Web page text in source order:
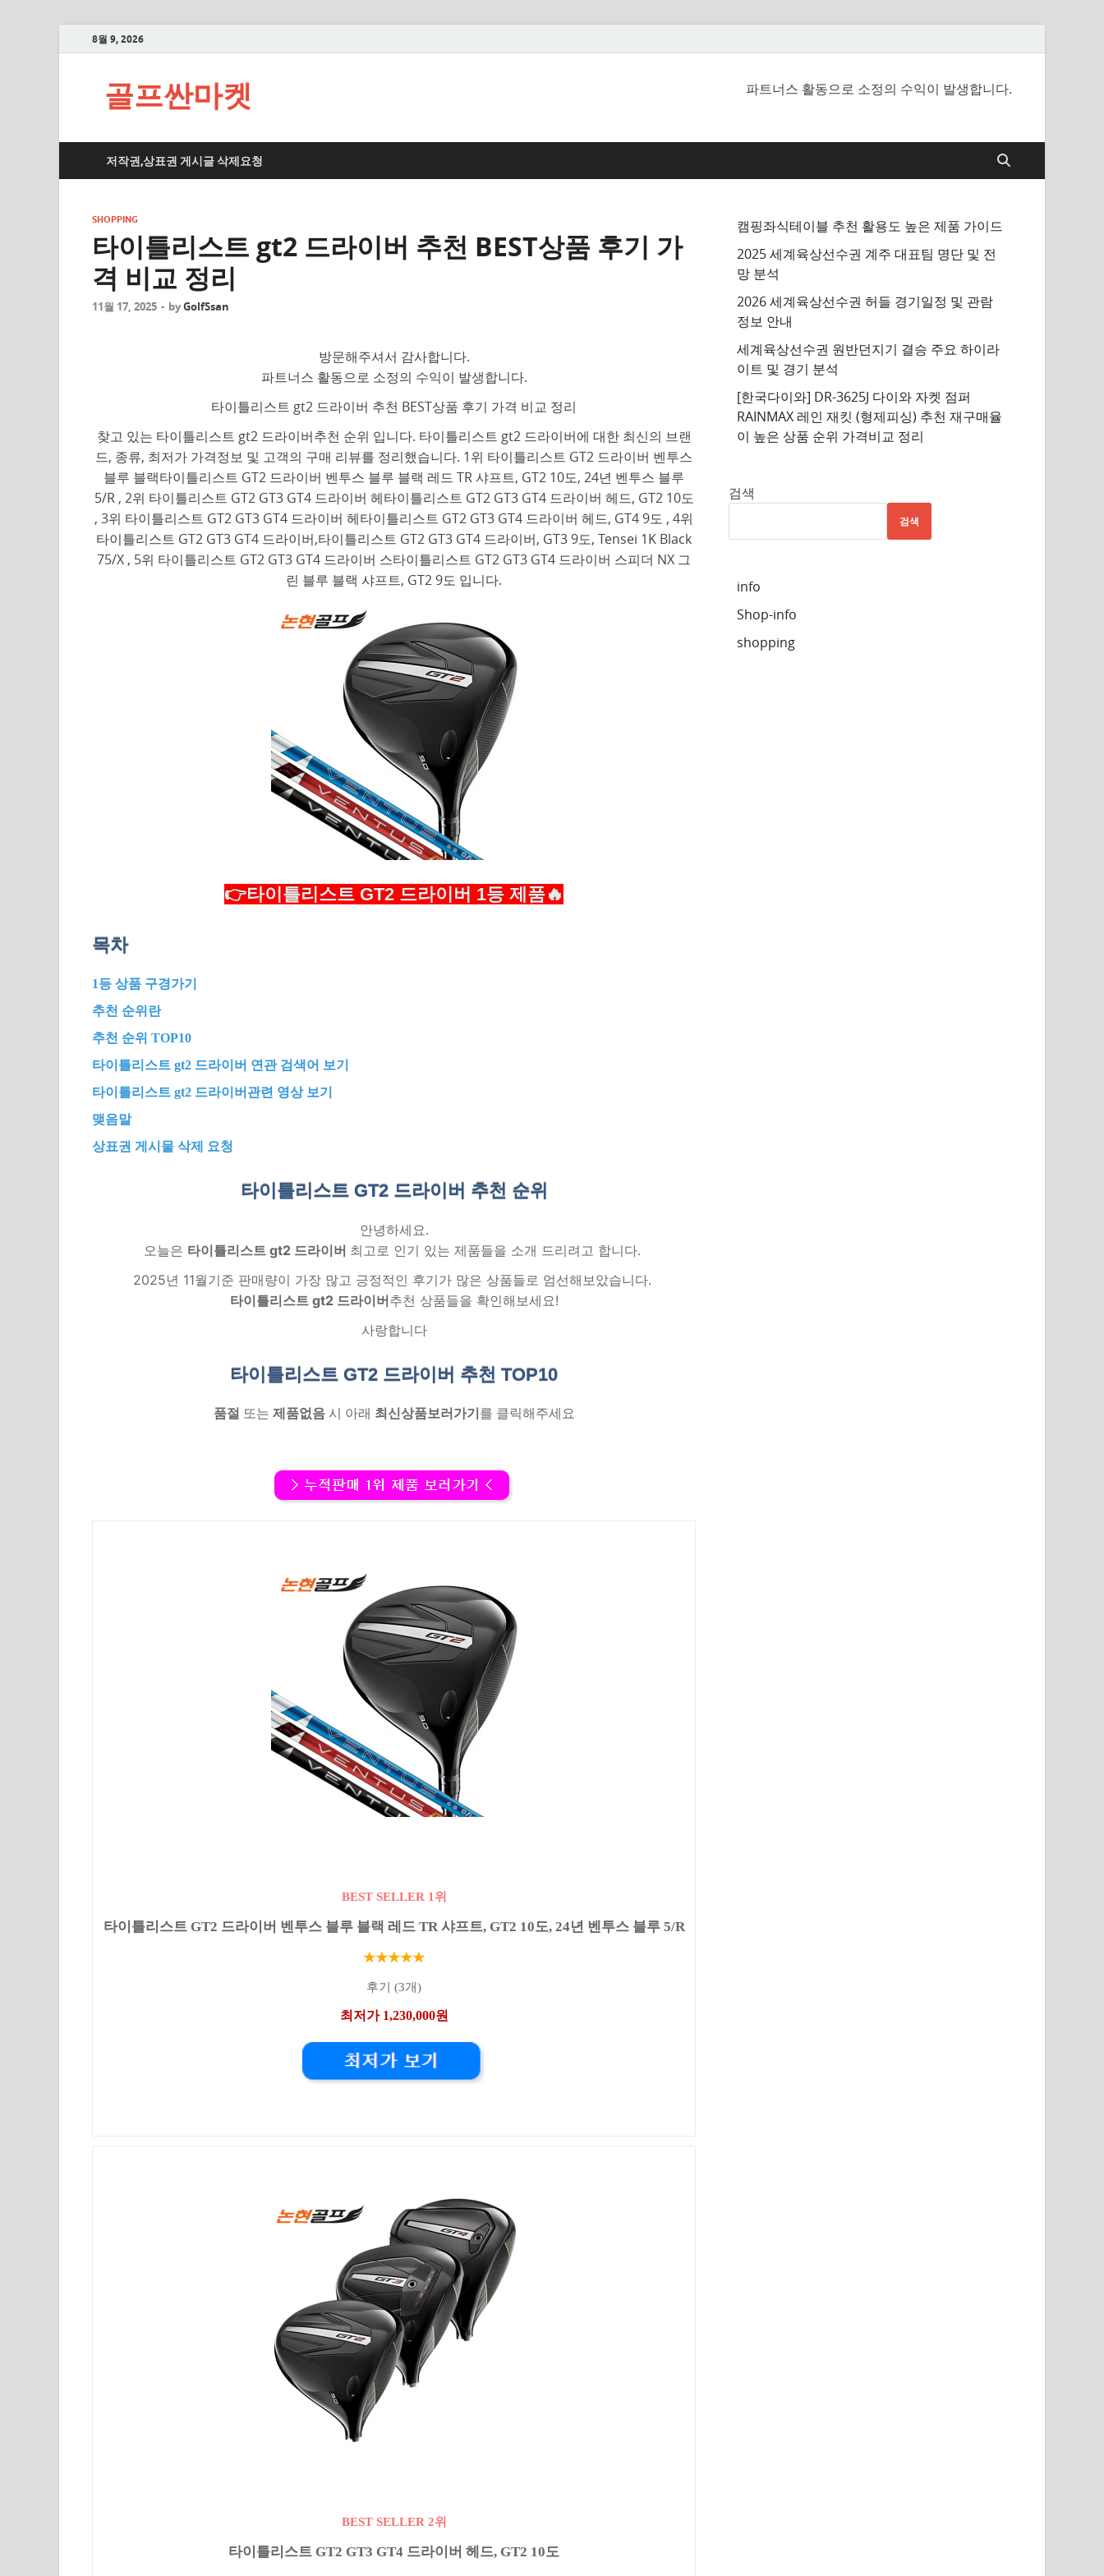
8월 9, 2026
골프싼마켓 파트너스 활동으로 소정의 수익이 발생합니다.
저작권,상표권 게시글 삭제요청
SHOPPING
타이틀리스트 gt2 드라이버 추천 BEST상품 후기 가
격 비교 정리
11월 17, 2025 - byGolfSsan
방문해주셔서 감사합니다.
파트너스 활동으로 소정의 수익이 발생합니다.
타이틀리스트 gt2 드라이버 추천 BEST상품 후기 가격 비교 정리
찾고 있는 타이틀리스트 gt2 드라이버추천 순위 입니다. 타이틀리스트 gt2 드라이버에 대한 최신의 브랜
드, 종류, 최저가 가격정보 및 고객의 구매 리뷰를 정리했습니다. 1위 타이틀리스트 GT2 드라이버 벤투스
블루 블랙타이틀리스트 GT2 드라이버 벤투스 블루 블랙 레드 TR 샤프트, GT2 10도, 24년 벤투스 블루
5/R , 2위 타이틀리스트 GT2 GT3 GT4 드라이버 헤타이틀리스트 GT2 GT3 GT4 드라이버 헤드, GT2 10도
, 3위 타이틀리스트 GT2 GT3 GT4 드라이버 헤타이틀리스트 GT2 GT3 GT4 드라이버 헤드, GT4 9도 , 4위
타이틀리스트 GT2 GT3 GT4 드라이버,타이틀리스트 GT2 GT3 GT4 드라이버, GT3 9도, Tensei 1K Black
75/X , 5위 타이틀리스트 GT2 GT3 GT4 드라이버 스타이틀리스트 GT2 GT3 GT4 드라이버 스피더 NX 그
린 블루 블랙 샤프트, GT2 9도 입니다.
👉타이틀리스트 GT2 드라이버 1등 제품🔥
목차
1등 상품 구경가기
추천 순위란
추천 순위 TOP10
타이틀리스트 gt2 드라이버 연관 검색어 보기
타이틀리스트 gt2 드라이버관련 영상 보기
맺음말
상표권 게시물 삭제 요청
타이틀리스트 GT2 드라이버 추천 순위
안녕하세요.
오늘은 타이틀리스트 gt2 드라이버 최고로 인기 있는 제품들을 소개 드리려고 합니다.
2025년 11월기준 판매량이 가장 많고 긍정적인 후기가 많은 상품들로 엄선해보았습니다.
타이틀리스트 gt2 드라이버추천 상품들을 확인해보세요!
사랑합니다
타이틀리스트 GT2 드라이버 추천 TOP10
품절 또는 제품없음시 아래 최신상품보러가기 를 클릭해주세요
BEST SELLER 1위
타이틀리스트 GT2 드라이버 벤투스 블루 블랙 레드 TR 샤프트, GT2 10도, 24년 벤투스 블루 5/R
★★★★★
후기 (3개)
최저가 1,230,000원
BEST SELLER 2위
타이틀리스트 GT2 GT3 GT4 드라이버 헤드, GT2 10도
캠핑좌식테이블 추천 활용도 높은 제품 가이드
2025 세계육상선수권 계주 대표팀 명단 및 전
망 분석
2026 세계육상선수권 허들 경기일정 및 관람
정보 안내
세계육상선수권 원반던지기 결승 주요 하이라
이트 및 경기 분석
[한국다이와] DR-3625J 다이와 자켓 점퍼
RAINMAX 레인 재킷 (형제피싱) 추천 재구매율
이 높은 상품 순위 가격비교 정리
검색
검색
info
Shop-info
shopping